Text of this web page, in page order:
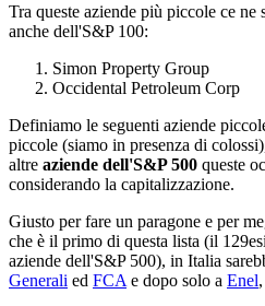
Tra queste aziende più piccole ce ne
anche dell'S&P 100:
Simon Property Group
Occidental Petroleum Corp
Definiamo le seguenti aziende
piccole (siamo in presenza di
altre aziende dell'S&P 500 queste
considerando la capitalizzazione.
Giusto per fare un paragone e per
che è il primo di questa lista (il
aziende dell'S&P 500), in Italia
Generali ed FCA e dopo solo a Enel,